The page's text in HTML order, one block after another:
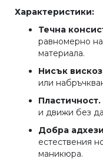
Характеристики:
Течна
равномерно
материала.
Нисък
или
Пластичност.
и движи без
Добра
естествения
маникюра.